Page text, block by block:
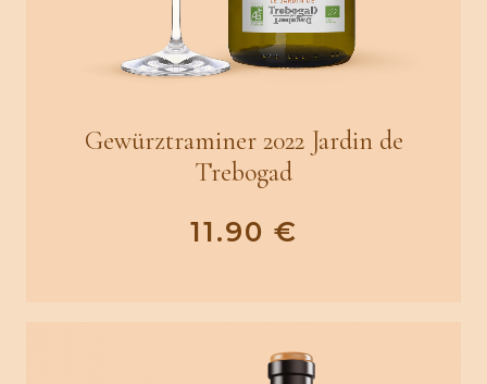
Gewürztraminer 2022 Jardin de
Trebogad
11.90 €